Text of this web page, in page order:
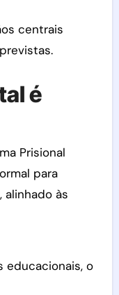
centrais
é
Prisional
para
alinhado às
educacionais, o